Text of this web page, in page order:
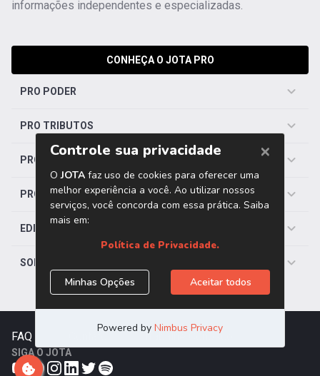
informações independentes e especializadas.
CONHEÇA O JOTA PRO
PRO PODER
PRO TRIBUTOS
PRO TRABALHISTA
PRO SAÚDE
EDITORIAS
SOBRE O JOTA
FAQ Trabalhe Conosco
SIGA O JOTA